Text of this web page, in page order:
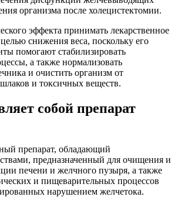
организма после холецистектомии.
эффекта принимать лекарственное
снижения веса, поскольку его
помогают стабилизировать
а также нормализовать
и очистить организм от
и токсичных веществ.
собой препарат
препарат, обладающий
предназначенный для очищения и
печени и желчного пузыря, а также
и пищеварительных процессов
нарушением желчетока.